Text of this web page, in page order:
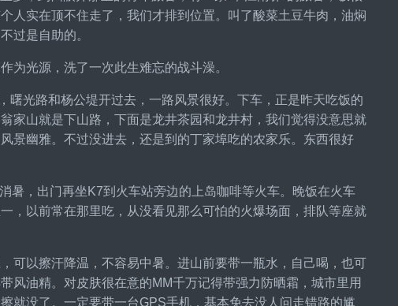
人实在顶不住走了，我们才排到位置。叫了酸菜土豆牛肉，油焖
过是自助的。
为光源，洗了一次此生难忘的战斗澡。
光路和杨公堤开过去，一路风景很好。下车，正是昨天吃饭的
家山就是下山路，下面是龙井茶园和龙井村，我们觉得没意思就
景幽雅。不过没进去，还是到的丁家埠吃的农家乐。东西很好
暑，出门再坐K7到火车站旁边的上岛咖啡等火车。晚饭在火车
，以前常在那里吃，从没看见那么可怕的火爆场面，排队等座就
可以擦汗降温，不容易中暑。进山前要带一瓶水，自己喝，也可
风油精。对皮肤很在意的MM千万记得带强力防晒霜，城市里用
就没了。一定要带一台GPS手机，基本免去没人问走错路的尴